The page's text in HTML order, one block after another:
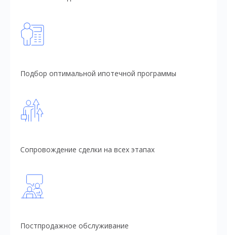
Подбор оптимальной ипотечной программы
Сопровождение сделки на всех этапах
Постпродажное обслуживание